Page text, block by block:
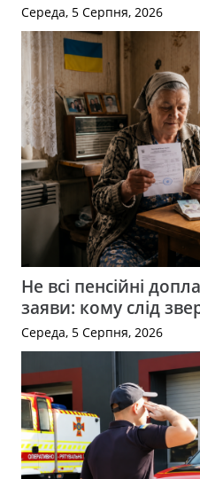
Середа, 5 Серпня, 2026
Не всі пенсійні
заяви: кому слід
Середа, 5 Серпня, 2026